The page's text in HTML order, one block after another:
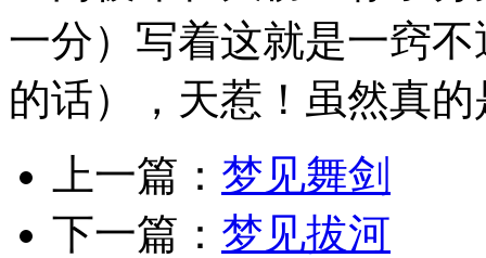
一分）写着这就是一窍
的话），天惹！虽然真的
上一篇： 梦见舞剑
下一篇： 梦见拔河